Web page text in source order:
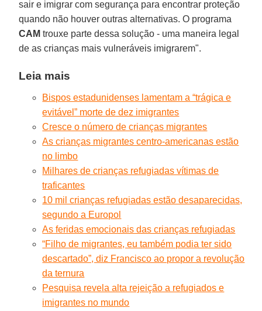
sair e imigrar com segurança para encontrar proteção
quando não houver outras alternativas. O programa
CAM trouxe parte dessa solução - uma maneira legal
de as crianças mais vulneráveis imigrarem".
Leia mais
Bispos estadunidenses lamentam a “trágica e
evitável” morte de dez imigrantes
Cresce o número de crianças migrantes
As crianças migrantes centro-americanas estão
no limbo
Milhares de crianças refugiadas vítimas de
traficantes
10 mil crianças refugiadas estão desaparecidas,
segundo a Europol
As feridas emocionais das crianças refugiadas
“Filho de migrantes, eu também podia ter sido
descartado”, diz Francisco ao propor a revolução
da ternura
Pesquisa revela alta rejeição a refugiados e
imigrantes no mundo